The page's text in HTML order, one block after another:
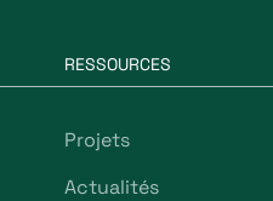
RESSOURCES
Projets
Actualités